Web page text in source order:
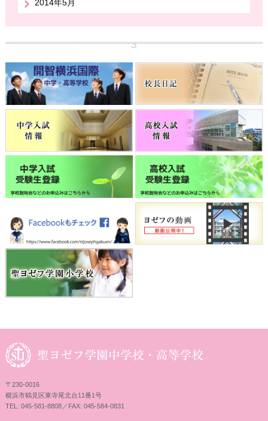
2014年5月
〒230-0016
横浜市鶴見区東寺尾北台11番1号
TEL: 045-581-8808／FAX: 045-584-0831